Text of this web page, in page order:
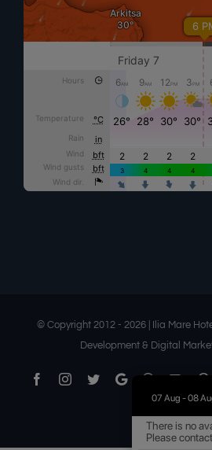
© Copyright 2012 - 2026 | Ilia Mare
Development & Digital
FacebookInstagram
TwitterGoogle
Business
Threads
Flickr
07 Aug - 08
There is no
Please